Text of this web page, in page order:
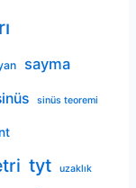
sayma
sinüs teoremi
tyt uzaklık